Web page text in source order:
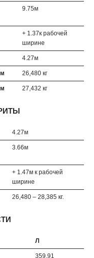
9.75м
+ 1.37к рабочей
ширине
4.27м
26,480 кг
27,432 кг
4.27м
3.66м
+ 1.47м к рабочей
ширине
26,480 – 28,385 кг.
Л
359.91